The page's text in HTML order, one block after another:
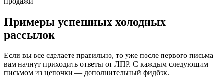
Примеры успешных холодных
рассылок
Если вы все сделаете правильно, то уже после первого письма
вам начнут приходить ответы от ЛПР. С каждым следующим
письмом из цепочки — дополнительный фидбэк.